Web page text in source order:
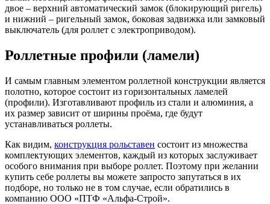
двое – верхний автоматический замок (блокирующий ригель)
и нижний – ригельный замок, боковая задвижка или замковый
выключатель (для роллет с электроприводом).
Роллетные профили (ламели)
И самым главным элементом роллетной конструкции является
полотно, которое состоит из горизонтальных ламелей
(профили). Изготавливают профиль из стали и алюминия, а
их размер зависит от ширины проёма, где будут
устанавливаться роллеты.
Как видим, конструкция рольставен состоит из множества
комплектующих элементов, каждый из которых заслуживает
особого внимания при выборе роллет. Поэтому при желании
купить себе роллеты вы можете запросто запутаться в их
подборе, но только не в том случае, если обратились в
компанию ООО «ПТФ «Альфа-Строй».